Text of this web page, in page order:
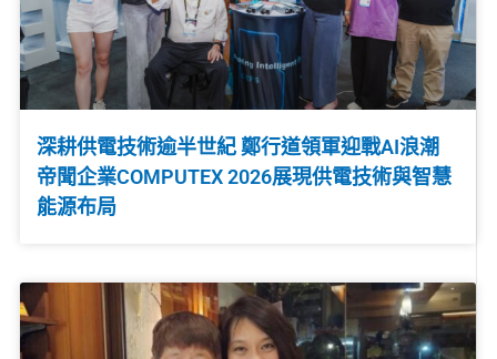
深耕供電技術逾半世紀 鄭行道領軍迎戰AI浪潮
帝聞企業COMPUTEX 2026展現供電技術與智慧
能源布局